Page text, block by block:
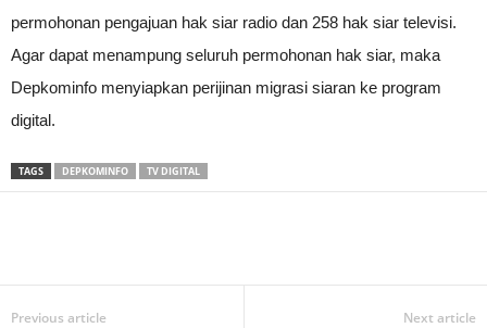
permohonan pengajuan hak siar radio dan 258 hak siar televisi.
Agar dapat menampung seluruh permohonan hak siar, maka
Depkominfo menyiapkan perijinan migrasi siaran ke program
digital.
TAGS DEPKOMINFO TV DIGITAL
Previous article Next article